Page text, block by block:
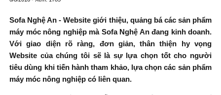
Sofa Nghệ An - Website giới thiệu, quảng bá các sản phẩm
máy móc nông nghiệp mà Sofa Nghệ Anđang kinh doanh.
Với giao diện rõ ràng, đơn giản, thân thiện hy vọng
Website của chúng tôi sẽ là sự lựa chọn tốt cho người
tiêu dùng khi tiến hành tham khảo, lựa chọn các sản phẩm
máy móc nông nghiệp có liên quan.